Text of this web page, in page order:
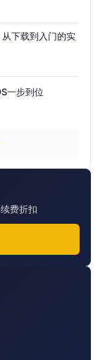
下载到入门的实
一步到位
费折扣